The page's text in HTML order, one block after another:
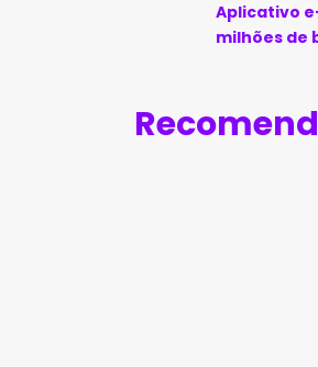
Aplicativo
milhões de